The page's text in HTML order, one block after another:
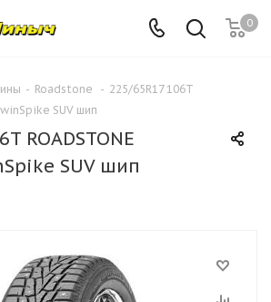
0
- Roadstone - 225/65R17 106T
SUV шип
ROADSTONE
SUV шип